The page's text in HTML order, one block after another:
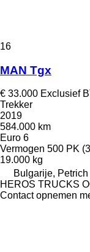
16
MAN Tgx
€ 33.000 Exclusief
Trekker
2019
584.000 km
Euro 6
Vermogen 500 PK
19.000 kg
Bulgarije, Petrich
HEROS TRUCKS
Contact opnemen